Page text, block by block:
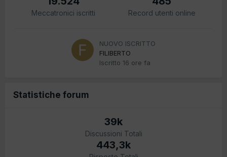
Meccatronici iscritti Record utenti online
NUOVO ISCRITTO
FILIBERTO
Iscritto 16 ore fa
Statistiche forum
39k
Discussioni Totali
443,3k